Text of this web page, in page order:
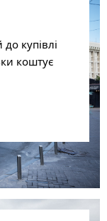
купівлі
коштує